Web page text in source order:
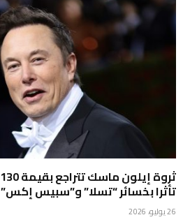
تأثرا بخسائر “تسلا” و”سبيس إكس”
26 يوليو، 2026